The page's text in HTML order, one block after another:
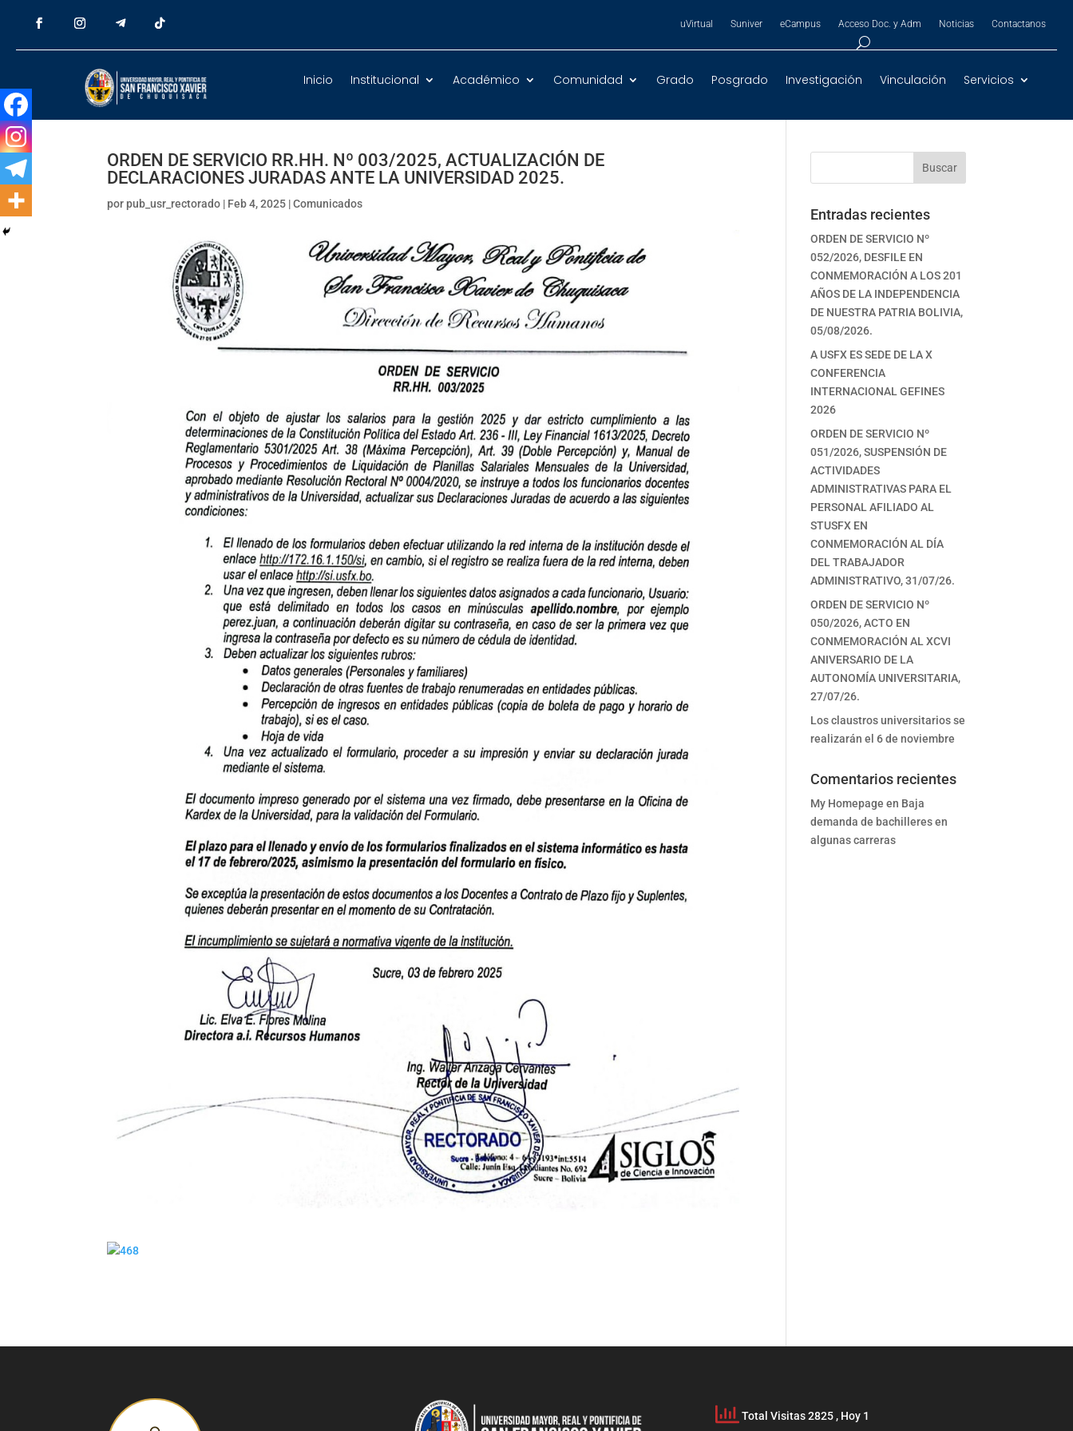
uVirtual Suniver eCampus Acceso Doc. y Adm Noticias Contactanos
Inicio Institucional Académico Comunidad Grado Posgrado Investigación Vinculación Servicios
ORDEN DE SERVICIO RR.HH. Nº 003/2025, ACTUALIZACIÓN DE
DECLARACIONES JURADAS ANTE LA UNIVERSIDAD 2025.
por pub_usr_rectorado | Feb 4, 2025 |Comunicados
Buscar
Entradas recientes
ORDEN DE SERVICIO Nº
052/2026, DESFILE EN
CONMEMORACIÓN A LOS 201
AÑOS DE LA INDEPENDENCIA
DE NUESTRA PATRIA BOLIVIA,
05/08/2026.
A USFX ES SEDE DE LA X
CONFERENCIA
INTERNACIONAL GEFINES
2026
ORDEN DE SERVICIO Nº
051/2026, SUSPENSIÓN DE
ACTIVIDADES
ADMINISTRATIVAS PARA EL
PERSONAL AFILIADO AL
STUSFX EN
CONMEMORACIÓN AL DÍA
DEL TRABAJADOR
ADMINISTRATIVO, 31/07/26.
ORDEN DE SERVICIO Nº
050/2026, ACTO EN
CONMEMORACIÓN AL XCVI
ANIVERSARIO DE LA
AUTONOMÍA UNIVERSITARIA,
27/07/26.
Los claustros universitarios se
realizarán el 6 de noviembre
Comentarios recientes
My Homepage en Baja
demanda de bachilleres en
algunas carreras
Total Visitas 2825 , Hoy 1